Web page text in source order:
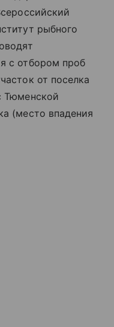
рыбного
с отбором проб
от поселка
Тюменской
(место впадения